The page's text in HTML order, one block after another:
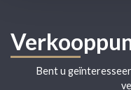
Bent u